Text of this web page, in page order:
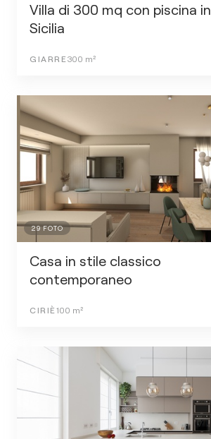
Villa di 300 mq con piscina in
Sicilia
GIARRE 300 m²
29FOTO
Casa in stile classico
contemporaneo
CIRIÈ 100 m²